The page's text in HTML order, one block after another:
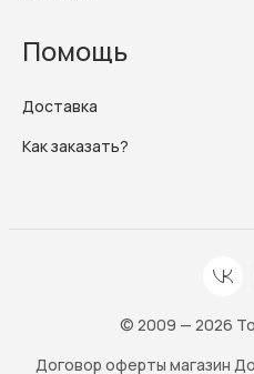
Помощь
Доставка
Как заказать?
© 2009 — 2026
Договор оферты магазин